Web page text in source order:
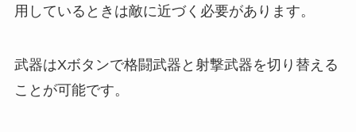
用しているときは敵に近づく必要があります。
武器はXボタンで格闘武器と射撃武器を切り替える
ことが可能です。